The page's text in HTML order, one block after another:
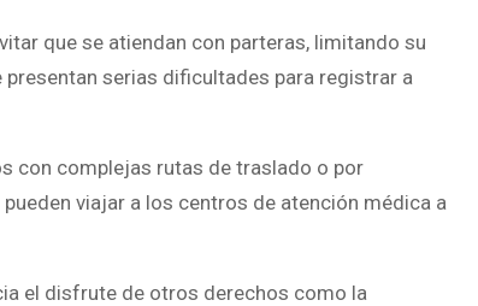
que se atiendan con parteras, limitando su
serias dificultades para registrar a
con complejas rutas de traslado o por
viajar a los centros de atención médica a
el disfrute de otros derechos como la